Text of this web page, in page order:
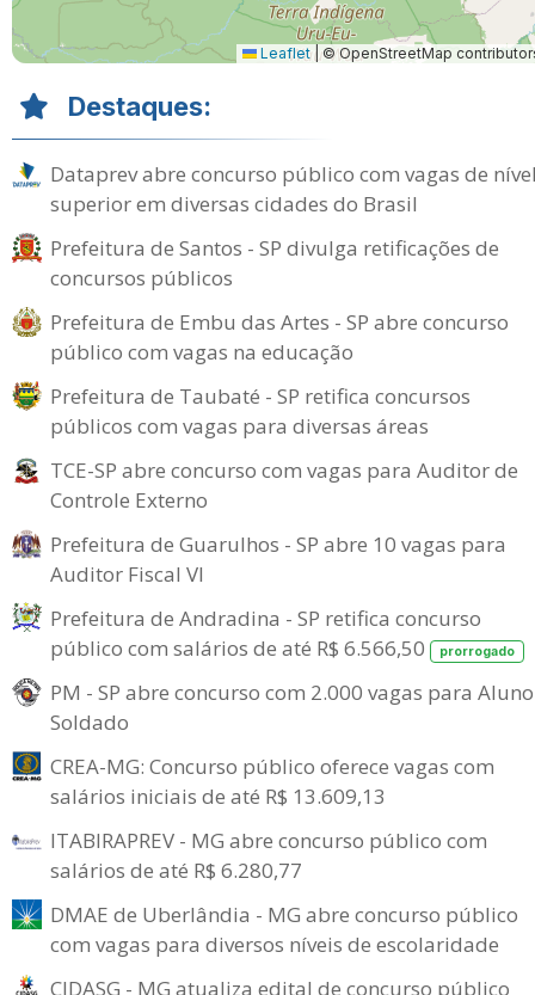
Leaflet | © OpenStreetMap
Destaques:
Dataprev abre concurso público com vagas de
superior em diversas cidades do Brasil
Prefeitura de Santos - SP divulga retificações de
concursos públicos
Prefeitura de Embu das Artes - SP abre concurso
público com vagas na educação
Prefeitura de Taubaté - SP retifica concursos
públicos com vagas para diversas áreas
TCE-SP abre concurso com vagas para Auditor de
Controle Externo
Prefeitura de Guarulhos - SP abre 10 vagas para
Auditor Fiscal VI
Prefeitura de Andradina - SP retifica concurso
público com salários de até R$ 6.566,50
prorrogado
PM - SP abre concurso com 2.000 vagas para
Soldado
CREA-MG: Concurso público oferece vagas com
salários iniciais de até R$ 13.609,13
ITABIRAPREV - MG abre concurso público com
salários de até R$ 6.280,77
DMAE de Uberlândia - MG abre concurso público
com vagas para diversos níveis de escolaridade
CIDASG - MG atualiza edital de concurso público